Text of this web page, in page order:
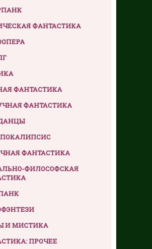
ФАНТАСТИКА
ФАНТАСТИКА
ФАНТАСТИКА
ФАНТАСТИКА
ФИЛОСОФСКАЯ
И МИСТИКА
ПРОЧЕЕ